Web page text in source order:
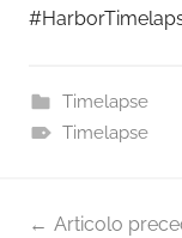
Timelapse
Timelapse
Articolo